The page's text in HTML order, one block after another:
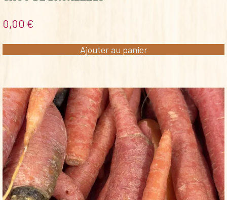
0,00 €
Ajouter au panier